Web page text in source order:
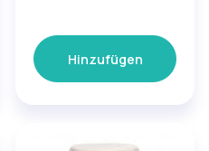
Hinzufügen